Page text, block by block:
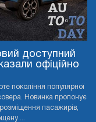
доступний
офіційно
покоління популярної
Новинка пропонує
пасажирів,
...